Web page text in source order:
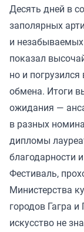
Десять дней в
заполярных
и
показал
но и
обмена. Итоги
ожидания —
в разных
дипломы
благодарности
Фестиваль,
Министерства
городов Гагра
искусство не